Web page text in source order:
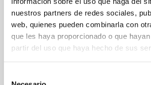
nuestros partners de redes sociales,
web, quienes pueden combinarla con
que les haya proporcionado o que
partir del uso que haya hecho de sus
Day & Night DNA Repairer Concentrate 2x2ml
+Pure Vitamin C Mask 40ml